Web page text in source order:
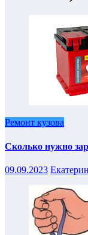
Ремонт кузова
Сколько нужно
09.09.2023